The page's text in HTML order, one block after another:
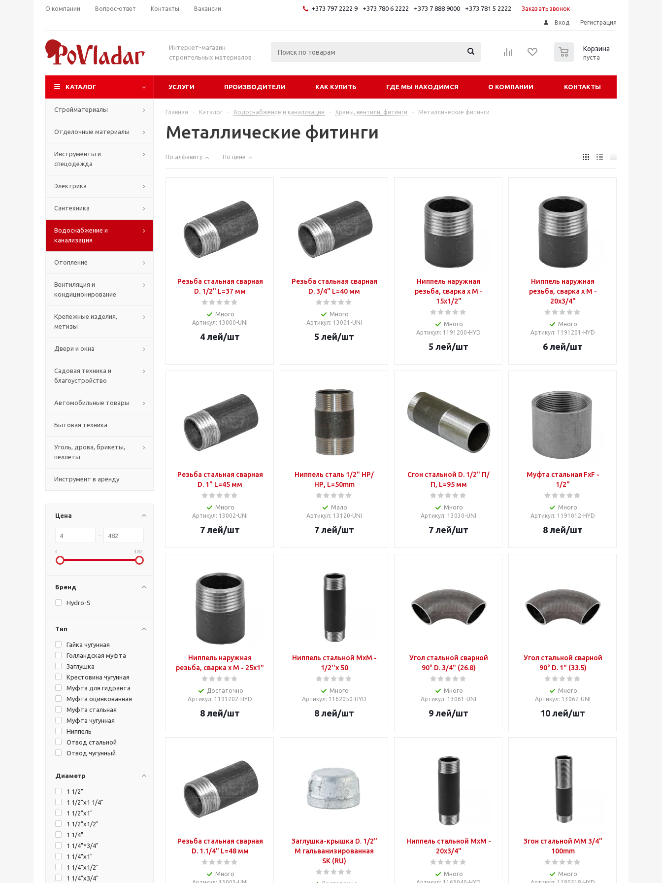
О компании Вопрос-ответ Контакты Вакансии +373 797 2222 9 +373 780 6 2222 +373 7 888 9000 +373 781 5 2222 Заказать звонок
Вход Регистрация
Интернет-магазин
строительных материалов
Корзина
пуста
КАТАЛОГ УСЛУГИ ПРОИЗВОДИТЕЛИ КАК КУПИТЬ ГДЕ МЫ НАХОДИМСЯ О КОМПАНИИ КОНТАКТЫ
Стройматериалы
Отделочные материалы
Инструменты и
спецодежда
Электрика
Сантехника
Водоснабжение и
канализация
Отопление
Вентиляция и
кондиционирование
Крепежные изделия,
метизы
Двери и окна
Садовая техника и
благоустройство
Автомобильные товары
Бытовая техника
Уголь, дрова, брикеты,
пеллеты
Инструмент в аренду
Цена
4 482
Бренд
Hydro-S
Тип
Гайка чугунная
Голландская муфта
Заглушка
Крестовина чугунная
Муфта для гидранта
Муфта оцинкованная
Муфта стальная
Муфта чугунная
Ниппель
Отвод стальной
Отвод чугунный
Редуктция-футорка
Тройник стальной
Тройник чугунный
Диаметр
1 1/2"
1 1/2"x1 1/4"
1 1/2"x1"
1 1/2"x1/2"
1 1/4"
1 1/4"*3/4"
1 1/4"x1"
1 1/4"x1/2"
1 1/4"x3/4"
Главная - Каталог - Водоснабжение и канализация - Краны, вентили, фитинги - Металлические фитинги
Металлические фитинги
По алфавиту По цене
Резьба стальная сварная
D. 1/2" L=37 мм
Много
Артикул: 13000-UNI
4 лей/шт
Резьба стальная сварная
D. 3/4" L=40 мм
Много
Артикул: 13001-UNI
5 лей/шт
Ниппель наружная
резьба, сварка x M -
15x1/2"
Много
Артикул: 1191200-HYD
5 лей/шт
Ниппель наружная
резьба, сварка x M -
20x3/4"
Много
Артикул: 1191201-HYD
6 лей/шт
Резьба стальная сварная
D. 1" L=45 мм
Много
Артикул: 13002-UNI
7 лей/шт
Ниппель сталь 1/2" НР/
НР, L=50mm
Мало
Артикул: 13120-UNI
7 лей/шт
Сгон стальной D. 1/2" П/
П, L=95 мм
Много
Артикул: 13030-UNI
7 лей/шт
Муфта стальная FxF -
1/2"
Много
Артикул: 1191012-HYD
8 лей/шт
Ниппель наружная
резьба, сварка x М - 25x1"
Достаточно
Артикул: 1191202-HYD
8 лей/шт
Ниппель стальной MxM -
1/2''x 50
Много
Артикул: 1162050-HYD
8 лей/шт
Угол стальной сварной
90° D. 3/4" (26.8)
Много
Артикул: 13061-UNI
9 лей/шт
Угол стальной сварной
90° D. 1" (33.5)
Много
Артикул: 13062-UNI
10 лей/шт
Резьба стальная сварная
D. 1.1/4" L=48 мм
Много
Заглушка-крышка D. 1/2"
М гальванизированная
SK (RU)
Ниппель стальной MxM -
20x3/4"
Много
Згон стальной MM 3/4"
100mm
Много